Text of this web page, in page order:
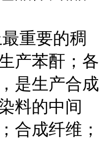
重要的稠
产苯酐；各
是生产合成
料的中间
合成纤维；